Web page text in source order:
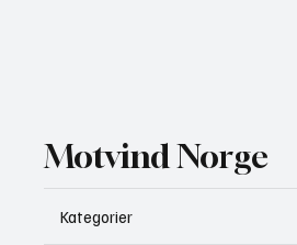
Motvind Norge
Kategorier